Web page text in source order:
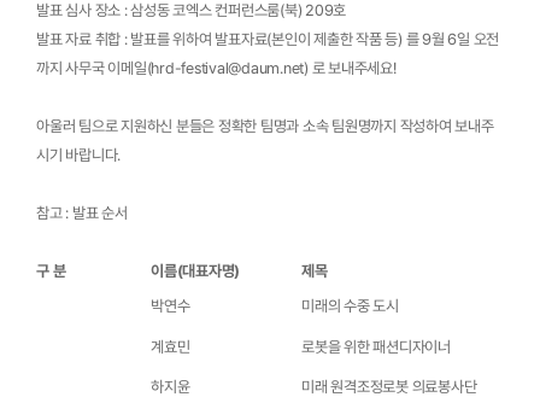
발표 심사 장소 : 삼성동 코엑스 컨퍼런스룸(북) 209호
발표 자료 취합 : 발표를 위하여 발표자료(본인이 제출한 작품 등) 를 9월 6일 오전
까지 사무국 이메일(hrd-festival@daum.net) 로 보내주세요!
아울러 팀으로 지원하신 분들은 정확한 팀명과 소속 팀원명까지 작성하여 보내주
시기 바랍니다.
참고 : 발표 순서
구 분 이름(대표자명) 제목
박연수 미래의 수중 도시
계효민 로봇을 위한 패션디자이너
하지윤 미래 원격조정로봇 의료봉사단